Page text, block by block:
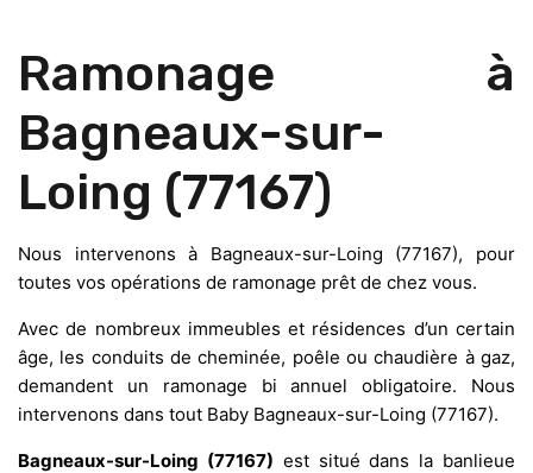
Ramonage à
Bagneaux-sur-
Loing (77167)
Nous intervenons à Bagneaux-sur-Loing (77167), pour
toutes vos opérations de ramonage prêt de chez vous.
Avec de nombreux immeubles et résidences d’un certain
âge, les conduits de cheminée, poêle ou chaudière à gaz,
demandent un ramonage bi annuel obligatoire. Nous
intervenons dans tout Baby Bagneaux-sur-Loing (77167).
Bagneaux-sur-Loing (77167) est situé dans la banlieue